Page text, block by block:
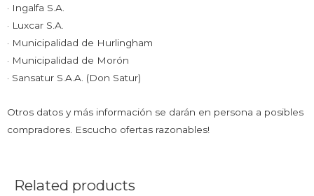
· Ingalfa S.A.
· Luxcar S.A.
· Municipalidad de Hurlingham
· Municipalidad de Morón
· Sansatur S.A.A. (Don Satur)
Otros datos y más información se darán en persona a posibles
compradores. Escucho ofertas razonables!
Related products